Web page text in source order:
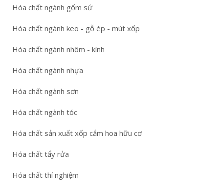
Hóa chất ngành gốm sứ
Hóa chất ngành keo - gỗ ép - mút xốp
Hóa chất ngành nhôm - kính
Hóa chất ngành nhựa
Hóa chất ngành sơn
Hóa chất ngành tóc
Hóa chất sản xuất xốp cắm hoa hữu cơ
Hóa chất tẩy rửa
Hóa chất thí nghiệm